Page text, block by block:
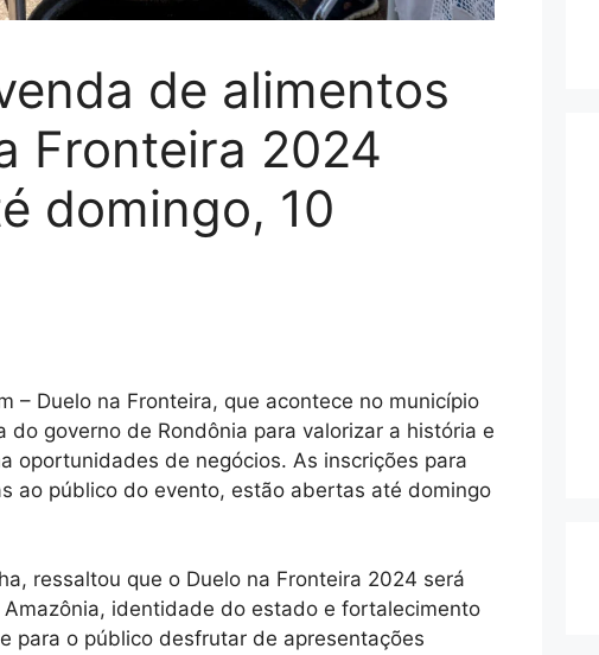
de alimentos
Fronteira 2024
domingo, 10
– Duelo na Fronteira, que acontece no município
do governo de Rondônia para valorizar a história e
oportunidades de negócios. As inscrições para
ao público do evento, estão abertas até domingo
ressaltou que o Duelo na Fronteira 2024 será
identidade do estado e fortalecimento
para o público desfrutar de apresentações